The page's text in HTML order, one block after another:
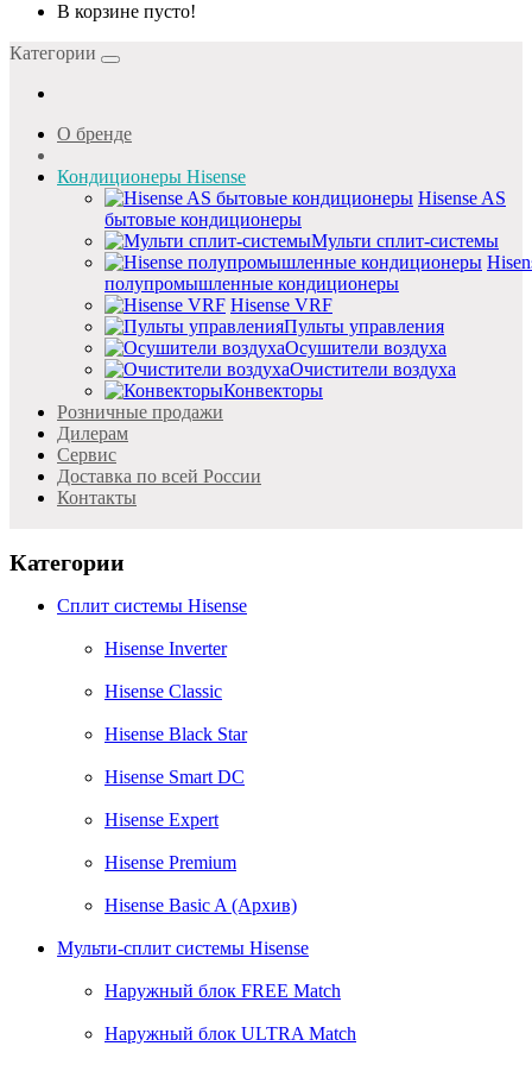
В корзине пусто!
Категории
О бренде
Кондиционеры Hisense
Hisense AS
бытовые кондиционеры
Мульти сплит-системы
полупромышленные кондиционеры
Hisense VRF
Пульты управления
Осушители воздуха
Очистители воздуха
Конвекторы
Розничные продажи
Дилерам
Cервис
Доставка по всей России
Контакты
Категории
Сплит системы Hisense
Hisense Inverter
Hisense Classic
Hisense Black Star
Hisense Smart DC
Hisense Expert
Hisense Premium
Hisense Basic A (Архив)
Мульти-сплит системы Hisense
Наружный блок FREE Match
Наружный блок ULTRA Match